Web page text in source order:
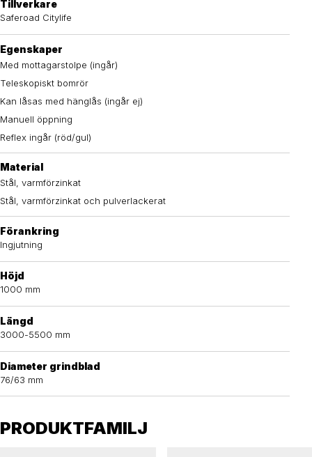
Tillverkare
Saferoad Citylife
Egenskaper
Med mottagarstolpe (ingår)
Teleskopiskt bomrör
Kan låsas med hänglås (ingår ej)
Manuell öppning
Reflex ingår (röd/gul)
Material
Stål, varmförzinkat
Stål, varmförzinkat och pulverlackerat
Förankring
Ingjutning
Höjd
1000 mm
Längd
3000-5500 mm
Diameter grindblad
76/63 mm
PRODUKTFAMILJ